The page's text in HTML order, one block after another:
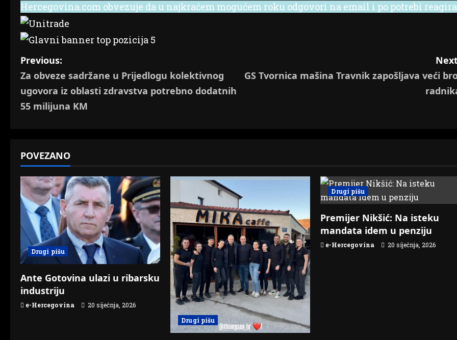
Hercegovina.com obvezuje da u najkraćem mogućem roku odgovori na email i po potrebi
P
o
s
n
a
v
i
g
a
t
i
Previous:
Za obveze sadržane u Prijedlogu kolektivnog
ugovora iz oblasti zdravstva potrebno dodatnih
55 milijuna KM
GS Tvornica mašina Travnik zapošljava veći
POVEZANO
Drugi pišu
Ante Gotovina ulazi u ribarsku
industriju
e-Hercegovina
20 siječnja, 2026
Drugi pišu
Drugi pišu
Premijer Nikšić: Na isteku
mandata idem u penziju
e-Hercegovina 20 siječnja, 2026